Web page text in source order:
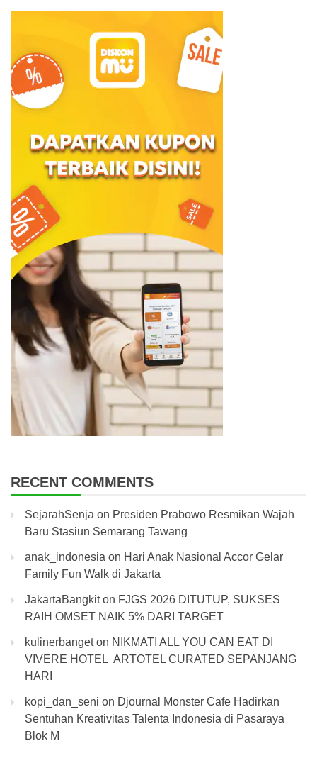
RECENT COMMENTS
SejarahSenja on Presiden Prabowo Resmikan Wajah
Baru Stasiun Semarang Tawang
anak_indonesia on Hari Anak Nasional Accor Gelar
Family Fun Walk di Jakarta
JakartaBangkiton FJGS 2026 DITUTUP, SUKSES
RAIH OMSET NAIK 5% DARI TARGET
kulinerbangeton NIKMATI ALL YOU CAN EAT DI
VIVERE HOTEL ARTOTEL CURATED SEPANJANG
HARI
kopi_dan_seni on Djournal Monster Cafe Hadirkan
Sentuhan Kreativitas Talenta Indonesia di Pasaraya
Blok M